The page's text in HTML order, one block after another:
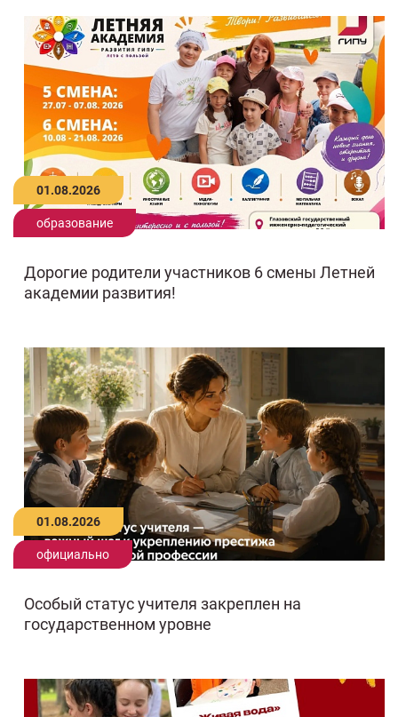
01.08.2026
образование
Дорогие родители участников 6 смены Летней
академии развития!
01.08.2026
официально
Особый статус учителя закреплен на
государственном уровне